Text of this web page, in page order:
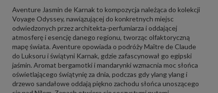
Aventure Jasmin de Karnak to kompozycja należąca do kolekcji
Voyage Odyssey, nawiązującej do konkretnych miejsc
odwiedzonych przez architekta-perfumiarza i oddającej
atmosferę i esencję danego regionu, tworząc olfaktoryczną
mapę świata. Aventure opowiada o podróży Maître de Claude
do Luksoru i świątyni Karnak, gdzie zafascynował go egipski
jaśmin. Aromat bergamotki i mandarynki wzmacnia moc słońca
oświetlającego świątynię za dnia, podczas gdy ylang ylang i
drzewo sandałowe oddają piękno zachodu słońca unoszącego